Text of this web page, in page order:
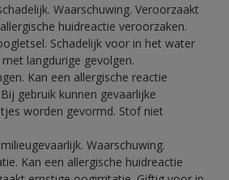
Waarschuwing. Veroorzaakt
huidreactie veroorzaken.
Schadelijk voor in het water
langdurige gevolgen.
Kan een allergische reactie
gebruik kunnen gevaarlijke
worden gevormd. Stof niet
Waarschuwing.
Kan een allergische huidreactie